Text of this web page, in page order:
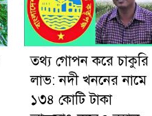
তথ্য গোপন করে চাকুরি
লাভ: নদী খননের নামে
১৩৪ কোটি টাকা